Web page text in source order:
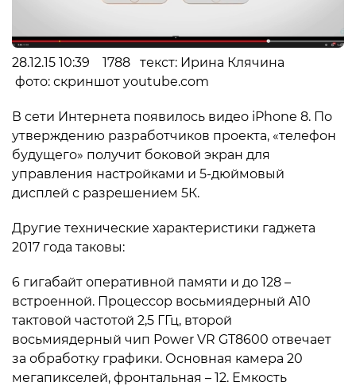
28.12.15 10:39 1788 текст: Ирина Клячина
фото: скриншот youtube.com
В сети Интернета появилось видео iPhone 8. По
утверждению разработчиков проекта, «телефон
будущего» получит боковой экран для
управления настройками и 5-дюймовый
дисплей с разрешением 5К.
Другие технические характеристики гаджета
2017 года таковы:
6 гигабайт оперативной памяти и до 128 –
встроенной. Процессор восьмиядерный А10
тактовой частотой 2,5 ГГц, второй
восьмиядерный чип Power VR GT8600 отвечает
за обработку графики. Основная камера 20
мегапикселей, фронтальная – 12. Емкость